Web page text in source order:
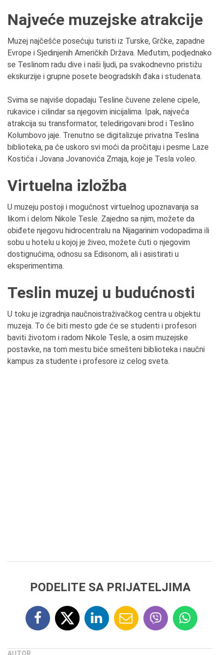
Najveće muzejske atrakcije
Muzej najčešće posećuju turisti iz Turske, Grčke, zapadne
Evrope i Sjedinjenih Američkih Država. Međutim, podjednako
se Teslinom radu dive i naši ljudi, pa svakodnevno pristižu
ekskurzije i grupne posete beogradskih đaka i studenata.
Svima se najviše dopadaju Tesline čuvene zelene cipele,
rukavice i cilindar sa njegovim inicijalima. Ipak, najveća
atrakcija su transformator, teledirigovani brod i Teslino
Kolumbovo jaje. Trenutno se digitalizuje privatna Teslina
biblioteka, pa će uskoro svi moći da pročitaju i pesme Laze
Kostića i Jovana Jovanovića Zmaja, koje je Tesla voleo.
Virtuelna izložba
U muzeju postoji i mogućnost virtuelnog upoznavanja sa
likom i delom Nikole Tesle. Zajedno sa njim, možete da
obiđete njegovu hidrocentralu na Nijagarinim vodopadima ili
sobu u hotelu u kojoj je živeo, možete čuti o njegovim
dostignućima, odnosu sa Edisonom, ali i asistirati u
eksperimentima.
Teslin muzej u budućnosti
U toku je izgradnja naučnoistraživačkog centra u objektu
muzeja. To će biti mesto gde će se studenti i profesori
baviti životom i radom Nikole Tesle, a osim muzejske
postavke, na tom mestu biće smešteni biblioteka i naučni
kampus za studente i profesore iz celog sveta.
PODELITE SA PRIJATELJIMA
AUTOR